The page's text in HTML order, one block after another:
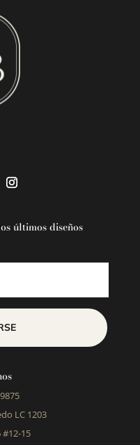
últimos diseños
LC 1203
#12-15